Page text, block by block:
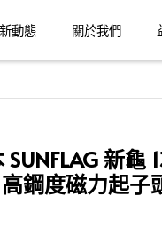
動態 關於我們
SUNFLAG 新龜
鋼度磁力起子